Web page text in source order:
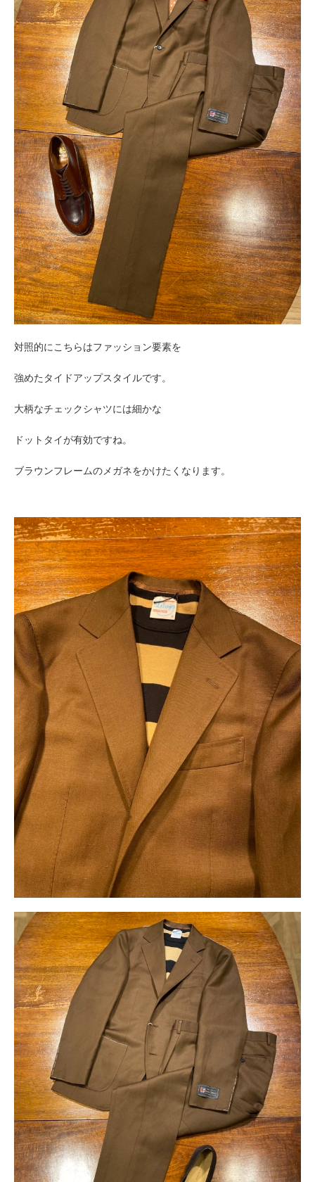
対照的にこちらはファッション要素を
強めたタイドアップスタイルです。
大柄なチェックシャツには細かな
ドットタイが有効ですね。
ブラウンフレームのメガネをかけたくなります。